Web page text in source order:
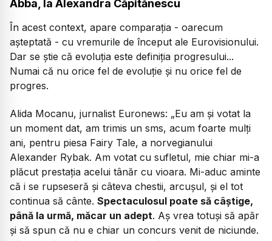
Abba, la Alexandra Căpitănescu
În acest context, apare comparația - oarecum
așteptată - cu vremurile de început ale Eurovisionului.
Dar se știe că evoluția este definiția progresului...
Numai că nu orice fel de evoluție și nu orice fel de
progres.
Alida Mocanu, jurnalist Euronews: „Eu am și votat la
un moment dat, am trimis un sms, acum foarte mulți
ani, pentru piesa Fairy Tale, a norvegianului
Alexander Rybak. Am votat cu sufletul, mie chiar mi-a
plăcut prestația acelui tânăr cu vioara. Mi-aduc aminte
că i se rupseseră și câteva chestii, arcușul, și el tot
continua să cânte. Spectaculosul poate să câștige,
până la urmă, măcar un adept. Aș vrea totuși să apăr
și să spun că nu e chiar un concurs venit de niciunde.